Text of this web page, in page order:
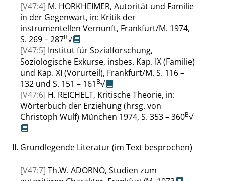
[V47:4] M. HORKHEIMER, Autorität und Familie
in der Gegenwart, in: Kritik der
instrumentellen Vernunft, Frankfurt/M. 1974,
S. 269 – 287B√
[V47:5] Institut für Sozialforschung,
Soziologische Exkurse, insbes. Kap. IX (Familie)
und Kap. XI (Vorurteil), Frankfurt/M. S. 116 –
132 und S. 151 – 161 B√
[V47:6] H. REICHELT, Kritische Theorie, in:
Wörterbuch der Erziehung (hrsg. von
Christoph Wulf) München 1974, S. 353 – 360B√
II. Grundlegende Literatur (im Text besprochen)
[V47:7] Th.W. ADORNO, Studien zum